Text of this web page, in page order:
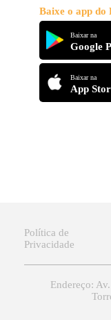
Baixe o app do
Baixar na
Google
Baixar na
App
Política de
Privacidade
Endereço: